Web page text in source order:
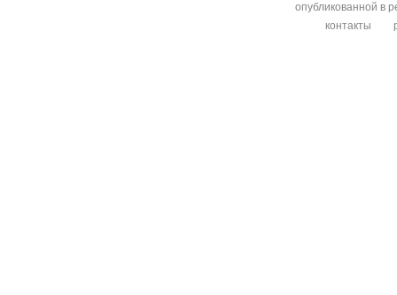
опубликованной в
контакты